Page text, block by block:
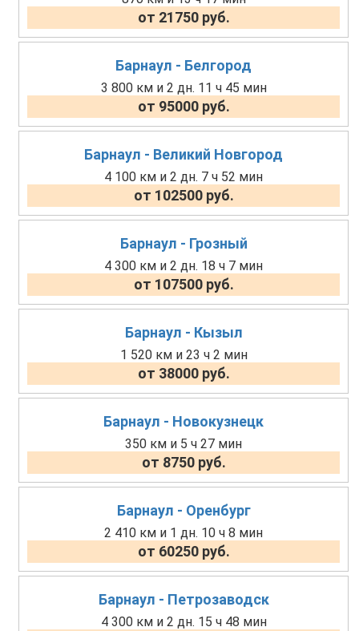
от 21750 руб.
Барнаул - Белгород
3 800 км и 2 дн. 11 ч 45 мин
от 95000 руб.
Барнаул - Великий Новгород
4 100 км и 2 дн. 7 ч 52 мин
от 102500 руб.
Барнаул - Грозный
4 300 км и 2 дн. 18 ч 7 мин
от 107500 руб.
Барнаул - Кызыл
1 520 км и 23 ч 2 мин
от 38000 руб.
Барнаул - Новокузнецк
350 км и 5 ч 27 мин
от 8750 руб.
Барнаул - Оренбург
2 410 км и 1 дн. 10 ч 8 мин
от 60250 руб.
Барнаул - Петрозаводск
4 300 км и 2 дн. 15 ч 48 мин